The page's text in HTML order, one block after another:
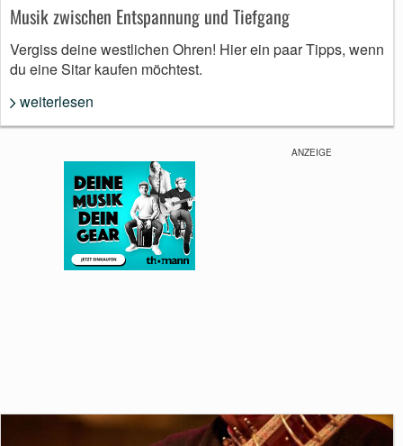
Musik zwischen Entspannung und Tiefgang
Vergiss deine westlichen Ohren! Hier ein paar Tipps, wenn
du eine Sitar kaufen möchtest.
weiterlesen